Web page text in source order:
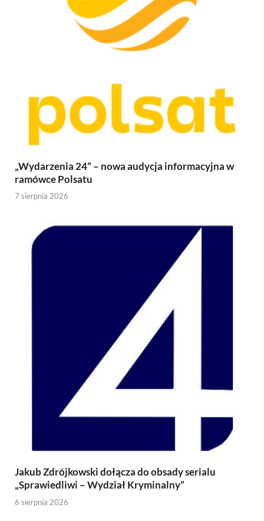
„Wydarzenia 24” – nowa audycja informacyjna w
ramówce Polsatu
7 sierpnia 2026
Jakub Zdrójkowski dołącza do obsady serialu
„Sprawiedliwi – Wydział Kryminalny”
6 sierpnia 2026